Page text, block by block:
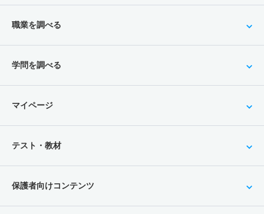
職業を調べる
学問を調べる
マイページ
テスト・教材
保護者向けコンテンツ